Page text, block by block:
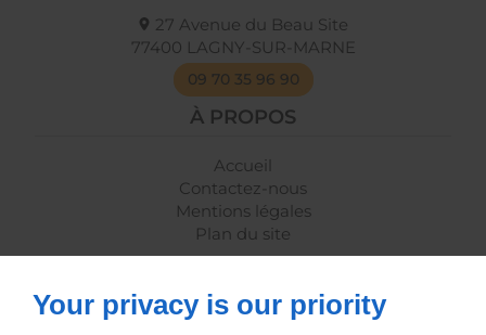
27 Avenue du Beau Site
77400 LAGNY-SUR-MARNE
09 70 35 96 90
À PROPOS
Accueil
Contactez-nous
Mentions légales
Plan du site
Your privacy is our priority